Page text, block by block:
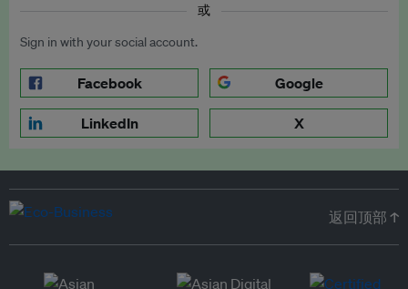
或
Sign in with your social account.
Facebook Google
LinkedIn X
返回顶部 ↑